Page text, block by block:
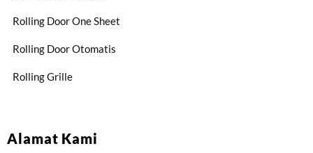
Rolling Door One Sheet
Rolling Door Otomatis
Rolling Grille
Alamat Kami